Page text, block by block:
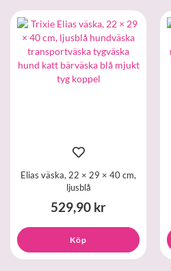
Elias väska, 22 × 29 × 40 cm,
ljusblå
529,90 kr
Köp